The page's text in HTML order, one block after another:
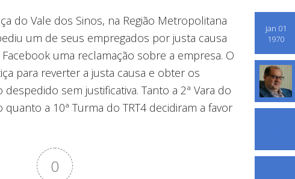
jan 01
1970
do Vale dos Sinos, na Região Metropolitana
um de seus empregados por justa causa
uma reclamação sobre a empresa. O
para reverter a justa causa e obter os
sem justificativa. Tanto a 2ª Vara do
a 10ª Turma do TRT4 decidiram a favor
0